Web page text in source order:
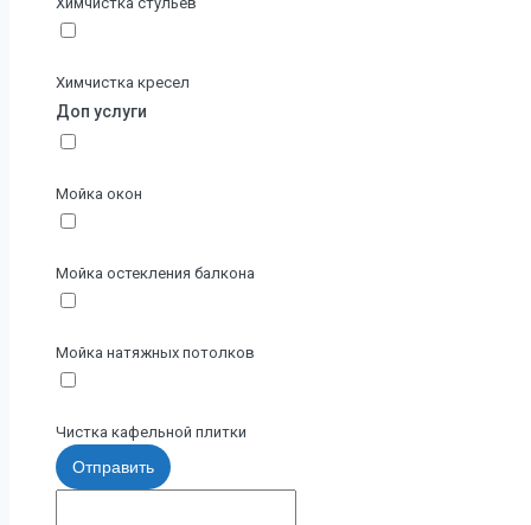
Химчистка кресел
Доп услуги
Мойка окон
Мойка остекления балкона
Мойка натяжных потолков
Чистка кафельной плитки
Отправить